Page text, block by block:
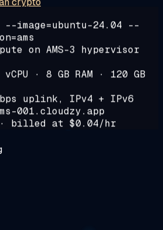
--image=ubuntu-24.04 --
on AMS-3 hypervisor
· 8 GB RAM · 120 GB
uplink, IPv4 + IPv6
001.cloudzy.app
· billed at $0.04/hr